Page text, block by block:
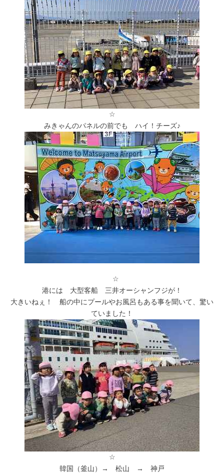
☆
みきゃんのパネルの前でも ハイ！チーズ♪
☆
港には 大型客船 三井オーシャンフジが！
大きいねぇ！ 船の中にプールやお風呂もある事を聞いて、驚い
ていました！
☆
韓国（釜山）→ 松山 → 神戸